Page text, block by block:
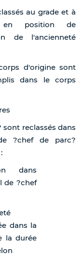
au grade et à
en position de
de l'ancienneté
d'origine sont
dans le corps
sont reclassés dans
?chef de parc?
dans
de ?chef
dans la
la durée